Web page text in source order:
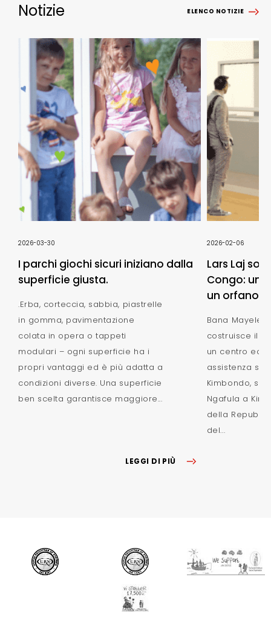
Notizie ELENCO NOTIZIE
2026-03-30
I parchi giochi sicuri iniziano dalla
superficie giusta.
.Erba, corteccia, sabbia, piastrelle
in gomma, pavimentazione
colata in opera o tappeti
modulari – ogni superficie ha i
propri vantaggi ed è più adatta a
condizioni diverse. Una superficie
ben scelta garantisce maggiore...
LEGGI DI PIÙ
2026-02-06
Lars Laj
Congo: un
un
Bana Mayele
costruisce il
un centro
assistenza
Kimbondo,
Ngafula a
della
del...